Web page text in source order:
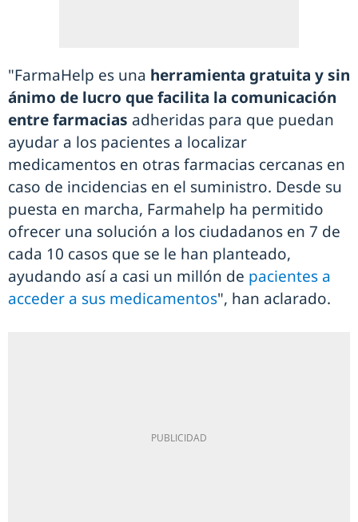
"FarmaHelp es una herramienta gratuita y sin
ánimo de lucro que facilita la comunicación
entre farmacias adheridas para que puedan
ayudar a los pacientes a localizar
medicamentos en otras farmacias cercanas en
caso de incidencias en el suministro. Desde su
puesta en marcha, Farmahelp ha permitido
ofrecer una solución a los ciudadanos en 7 de
cada 10 casos que se le han planteado,
ayudando así a casi un millón de pacientes a
acceder a sus medicamentos", han aclarado.